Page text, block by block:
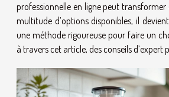
professionnelle en ligne peut transformer
multitude d’options disponibles, il
une méthode rigoureuse pour faire un
à travers cet article, des conseils d’expert